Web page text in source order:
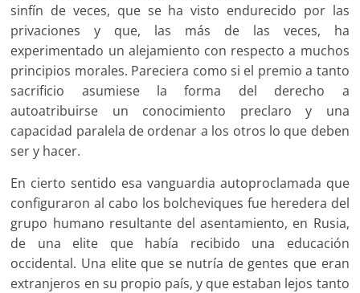
sinfín de veces, que se ha visto endurecido por las
privaciones y que, las más de las veces, ha
experimentado un alejamiento con respecto a muchos
principios morales. Pareciera como si el premio a tanto
sacrificio asumiese la forma del derecho a
autoatribuirse un conocimiento preclaro y una
capacidad paralela de ordenar a los otros lo que deben
ser y hacer.
En cierto sentido esa vanguardia autoproclamada que
configuraron al cabo los bolcheviques fue heredera del
grupo humano resultante del asentamiento, en Rusia,
de una elite que había recibido una educación
occidental. Una elite que se nutría de gentes que eran
extranjeros en su propio país, y que estaban lejos tanto